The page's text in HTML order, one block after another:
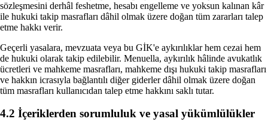
sözleşmesini derhâl feshetme, hesabı engelleme ve yoksun kalınan kâr
ile hukuki takip masrafları dâhil olmak üzere doğan tüm zararları talep
etme hakkı verir.
Geçerli yasalara, mevzuata veya bu GİK'e aykırılıklar hem cezai hem
de hukuki olarak takip edilebilir. Menuella, aykırılık hâlinde avukatlık
ücretleri ve mahkeme masrafları, mahkeme dışı hukuki takip masrafları
ve hakkın icrasıyla bağlantılı diğer giderler dâhil olmak üzere doğan
tüm masrafları kullanıcıdan talep etme hakkını saklı tutar.
4.2 İçeriklerden sorumluluk ve yasal yükümlülükler